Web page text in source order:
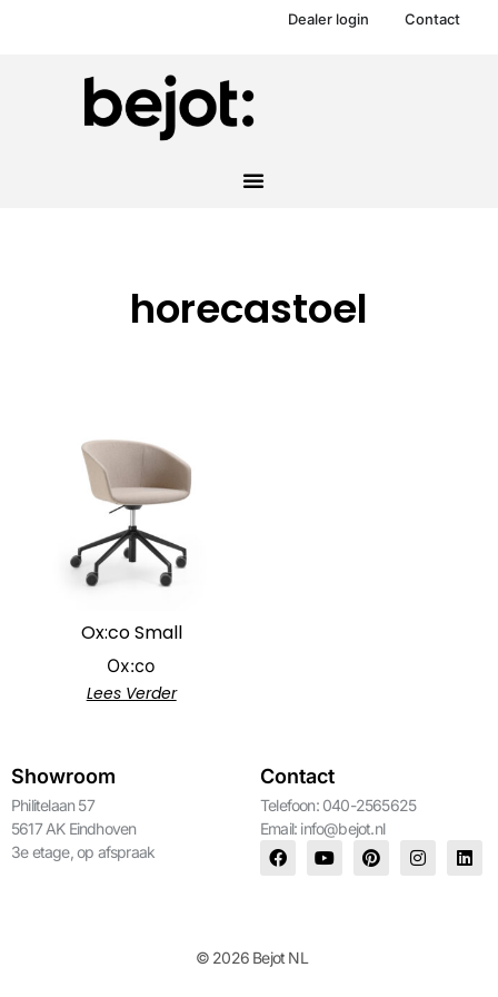
Dealer login Contact
horecastoel
Ox:co Small
Ox:co
Lees Verder
Showroom
Philitelaan 57
5617 AK Eindhoven
3e etage, op afspraak
Contact
Telefoon: 040-2565625
Email: info@bejot.nl
© 2026 Bejot NL